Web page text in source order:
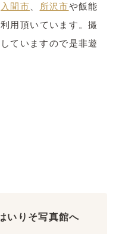
入間市 所沢市や飯能
用頂いています。撮
ていますので是非遊
いりそ写真館へ